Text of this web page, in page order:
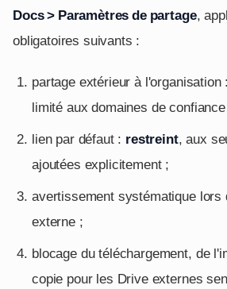
Docs > Paramètres de partage,
obligatoires suivants :
partage extérieur à
limité aux domaines de
lien par défaut : restreint, aux
ajoutées explicitement ;
avertissement systématique lors
externe ;
blocage du téléchargement, de
copie pour les Drive externes